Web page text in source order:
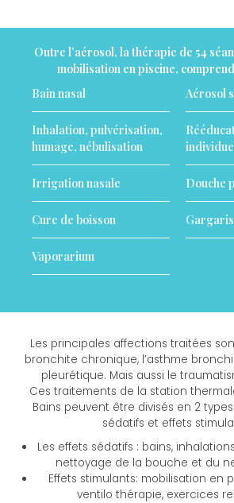
Outre l’aérosol, la thérapie de 54
mobilisation en piscine,
Bain nasal
Aérosol
Inhalation, pulvérisation,
humage, nébulisation
Irrigation nasale Douche
Cure de boisson
Vaporarium
Les principales affections traitées
bronchite chronique, l’asthme
pleurétique. Mais aussi le
Ces traitements de la station
Bains peuvent être divisés en 2
sédatifs et effets
Les effets sédatifs : bains,
nettoyage de la bouche et du
Effets stimulants: mobilisation en
ventilo thérapie, exercices